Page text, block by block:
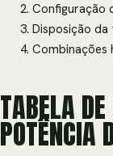
Configuração
Disposição
Combinações
TABELA
POTÊNCIA